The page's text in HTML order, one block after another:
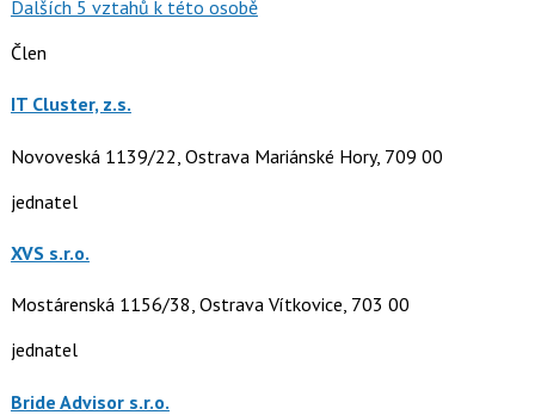
Dalších 5 vztahů k této osobě
Člen
IT Cluster, z.s.
Novoveská 1139/22, Ostrava Mariánské Hory, 709 00
jednatel
XVS s.r.o.
Mostárenská 1156/38, Ostrava Vítkovice, 703 00
jednatel
Bride Advisor s.r.o.